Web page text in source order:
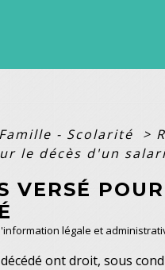
Famille - Scolarité >
le décès d'un
VERSÉ
légale et
ont droit, sous